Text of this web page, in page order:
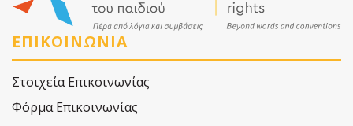
ΕΠΙΚΟΙΝΩΝΙΑ
Στοιχεία Επικοινωνίας
Φόρμα Επικοινωνίας